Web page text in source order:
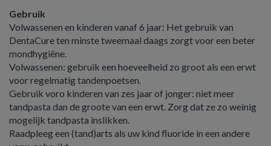
Gebruik
Volwassenen en kinderen vanaf 6 jaar: Het gebruik van
DentaCure ten minste tweemaal daags zorgt voor een beter
mondhygiëne.
Volwassenen: gebruik een hoeveelheid zo groot als een erwt
voor regelmatig tandenpoetsen.
Gebruik voro kinderen van zes jaar of jonger: niet meer
tandpasta dan de groote van een erwt. Zorg dat ze zo weinig
mogelijk tandpasta inslikken.
Raadpleeg een (tand)arts als uw kind fluoride in een andere